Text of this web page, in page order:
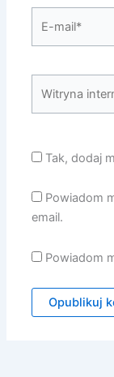
mail*
internetowa
Tak, dodaj
Powiadom
email.
Powiadom